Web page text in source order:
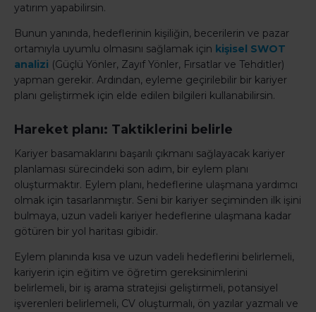
yatırım yapabilirsin.
Bunun yanında, hedeflerinin kişiliğin, becerilerin ve pazar
ortamıyla uyumlu olmasını sağlamak için kişisel SWOT
analizi (Güçlü Yönler, Zayıf Yönler, Fırsatlar ve Tehditler)
yapman gerekir. Ardından, eyleme geçirilebilir bir kariyer
planı geliştirmek için elde edilen bilgileri kullanabilirsin.
Hareket planı: Taktiklerini belirle
Kariyer basamaklarını başarılı çıkmanı sağlayacak kariyer
planlaması sürecindeki son adım, bir eylem planı
oluşturmaktır. Eylem planı, hedeflerine ulaşmana yardımcı
olmak için tasarlanmıştır. Seni bir kariyer seçiminden ilk işini
bulmaya, uzun vadeli kariyer hedeflerine ulaşmana kadar
götüren bir yol haritası gibidir.
Eylem planında kısa ve uzun vadeli hedeflerini belirlemeli,
kariyerin için eğitim ve öğretim gereksinimlerini
belirlemeli, bir iş arama stratejisi geliştirmeli, potansiyel
işverenleri belirlemeli, CV oluşturmalı, ön yazılar yazmalı ve